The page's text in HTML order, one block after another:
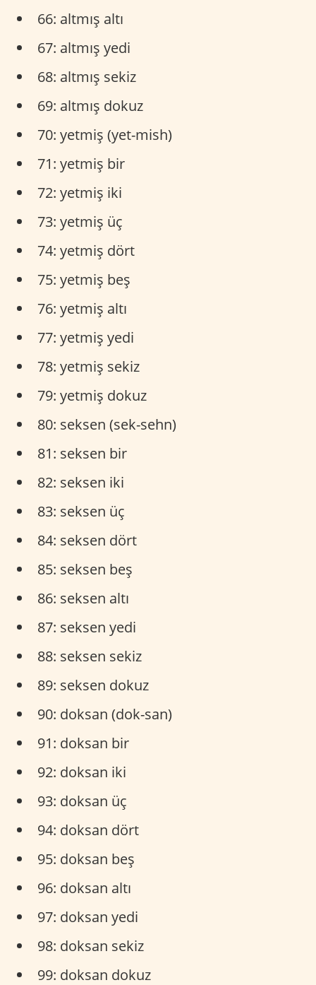
66: altmış altı
67: altmış yedi
68: altmış sekiz
69: altmış dokuz
70: yetmiş (yet-mish)
71: yetmiş bir
72: yetmiş iki
73: yetmiş üç
74: yetmiş dört
75: yetmiş beş
76: yetmiş altı
77: yetmiş yedi
78: yetmiş sekiz
79: yetmiş dokuz
80: seksen (sek-sehn)
81: seksen bir
82: seksen iki
83: seksen üç
84: seksen dört
85: seksen beş
86: seksen altı
87: seksen yedi
88: seksen sekiz
89: seksen dokuz
90: doksan (dok-san)
91: doksan bir
92: doksan iki
93: doksan üç
94: doksan dört
95: doksan beş
96: doksan altı
97: doksan yedi
98: doksan sekiz
99: doksan dokuz